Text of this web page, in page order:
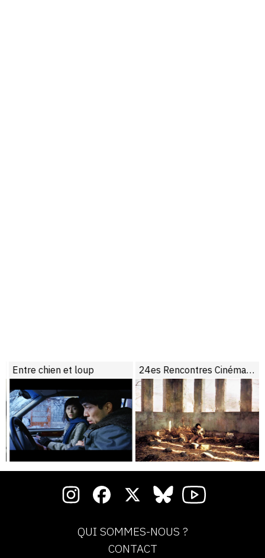
Entre chien et loup 24es Rencontres Cinéma de Manosque : compte-rendu
QUI SOMMES-NOUS ?
CONTACT